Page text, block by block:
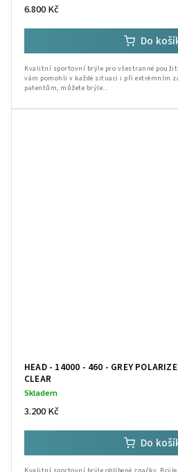
6.800 Kč
Do
Kvalitní sportovní brýle pro všestranné
vám pomohli v každé situaci i při extrémním
patentům, můžete brýle...
HEAD - 14000 - 460 - GREY
CLEAR
Skladem
3.200 Kč
Do